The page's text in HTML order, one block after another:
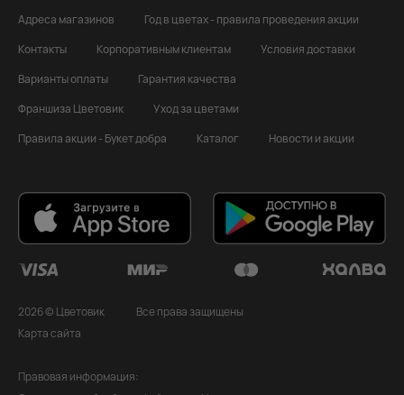
Адреса магазинов
Год в цветах - правила проведения акции
Контакты
Корпоративным клиентам
Условия доставки
Варианты оплаты
Гарантия качества
Франшиза Цветовик
Уход за цветами
Правила акции - Букет добра
Каталог Новости и акции
2026 © Цветовик
Все права защищены
Карта сайта
Правовая информация: